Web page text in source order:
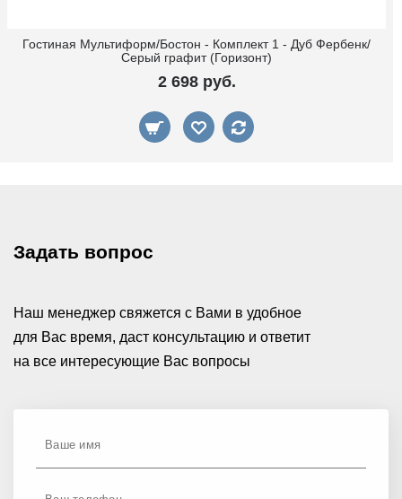
Гостиная Мультиформ/Бостон - Комплект 1 - Дуб Фербенк/
Серый графит (Горизонт)
2 698 руб.
Задать вопрос
Наш менеджер свяжется с Вами в удобное
для Вас время, даст консультацию и ответит
на все интересующие Вас вопросы